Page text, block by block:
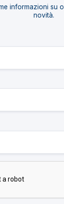
informazioni su
novità.